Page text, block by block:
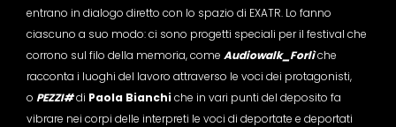
entrano in dialogo diretto con lo spazio di EXATR. Lo fanno
ciascuno a suo modo: ci sono progetti speciali per il festival che
corrono sul filo della memoria, come Audiowalk_Forlìche
racconta i luoghi del lavoro attraverso le voci dei protagonisti,
o PEZZI#di Paola Bianchiche in vari punti del deposito fa
vibrare nei corpi delle interpreti le voci di deportate e deportati